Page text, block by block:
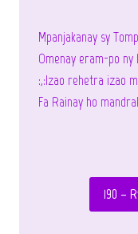
Mpanjakanay sy
Omenay eram-po ny
:,:Izao rehetra izao
Fa Rainay ho
190 –